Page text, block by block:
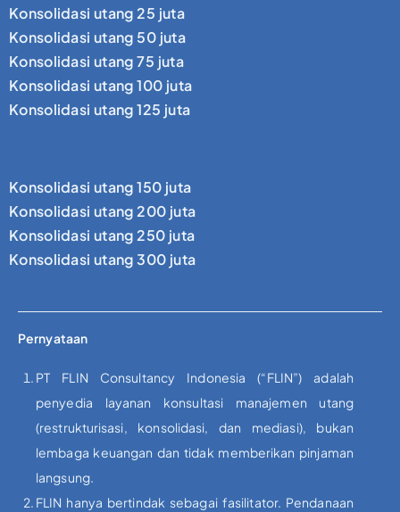
Konsolidasi utang 25 juta
Konsolidasi utang 50 juta
Konsolidasi utang 75 juta
Konsolidasi utang 100 juta
Konsolidasi utang 125 juta
Konsolidasi utang 150 juta
Konsolidasi utang 200 juta
Konsolidasi utang 250 juta
Konsolidasi utang 300 juta
Pernyataan
PT FLIN Consultancy Indonesia (“FLIN”) adalah
penyedia layanan konsultasi manajemen utang
(restrukturisasi, konsolidasi, dan mediasi), bukan
lembaga keuangan dan tidak memberikan pinjaman
langsung.
FLIN hanya bertindak sebagai fasilitator. Pendanaan